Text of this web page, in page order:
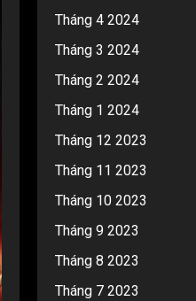
Tháng 4 2024
Tháng 3 2024
Tháng 2 2024
Tháng 1 2024
Tháng 12 2023
Tháng 11 2023
Tháng 10 2023
Tháng 9 2023
Tháng 8 2023
Tháng 7 2023